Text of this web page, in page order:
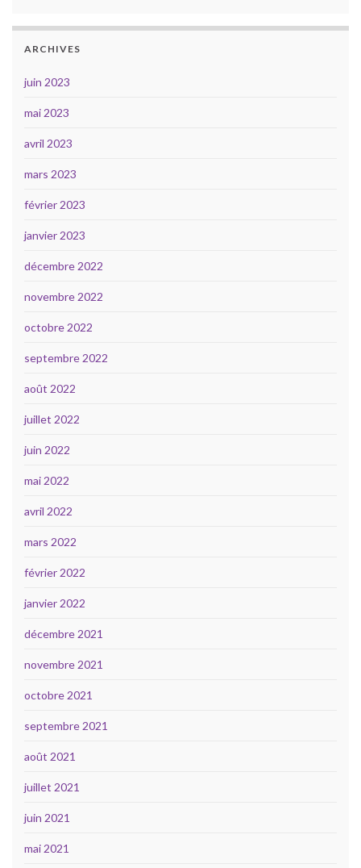
ARCHIVES
juin 2023
mai 2023
avril 2023
mars 2023
février 2023
janvier 2023
décembre 2022
novembre 2022
octobre 2022
septembre 2022
août 2022
juillet 2022
juin 2022
mai 2022
avril 2022
mars 2022
février 2022
janvier 2022
décembre 2021
novembre 2021
octobre 2021
septembre 2021
août 2021
juillet 2021
juin 2021
mai 2021